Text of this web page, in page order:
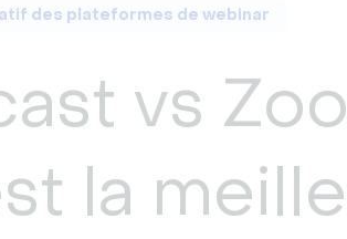
des plateformes de webinar
vs
la